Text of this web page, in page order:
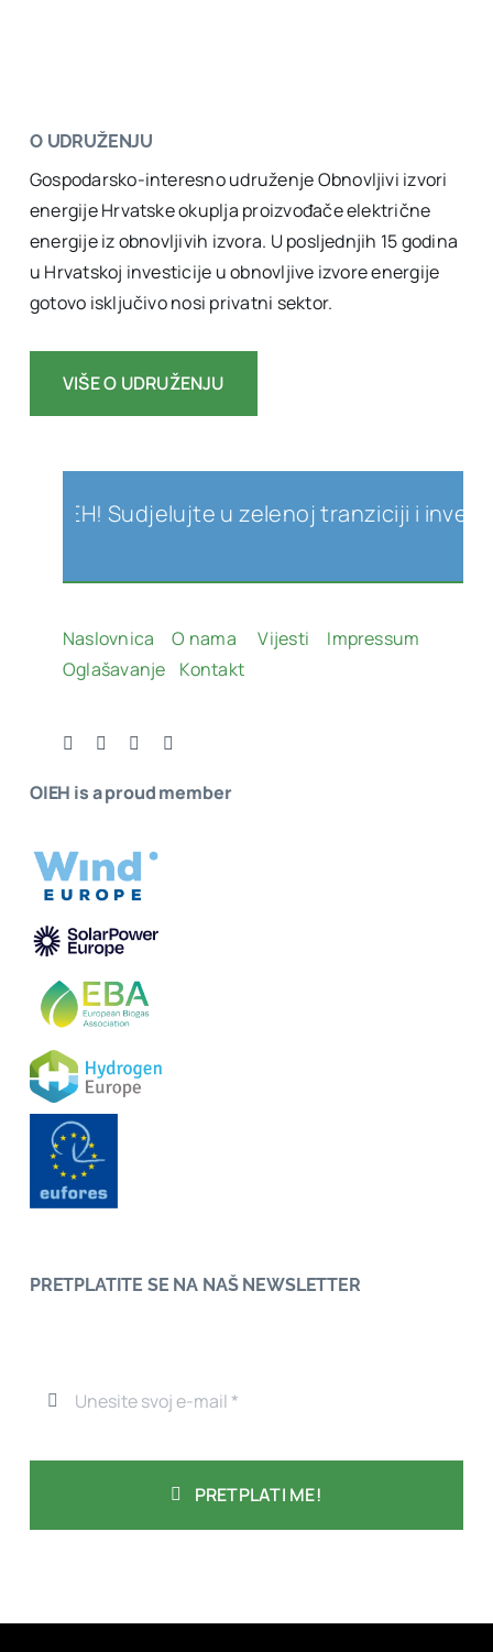
O UDRUŽENJU
Gospodarsko-interesno udruženje Obnovljivi izvori
energije Hrvatske okuplja proizvođače električne
energije iz obnovljivih izvora. U posljednjih 15 godina
u Hrvatskoj investicije u obnovljive izvore energije
gotovo isključivo nosi privatni sektor.
VIŠE O UDRUŽENJU
OIEH is a proud member
PRETPLATITE SE NA NAŠ NEWSLETTER
PRETPLATI ME!
OIEH! Sudjelujte u zelenoj tranziciji i
Naslovnica O nama Vijesti
Impressum
Oglašavanje
Kontakt